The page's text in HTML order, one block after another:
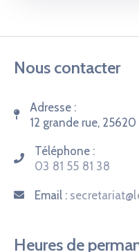
Nous contacter
Adresse :
12 grande rue,
Téléphone :
03 81 55 81 38
Email :
Heures de